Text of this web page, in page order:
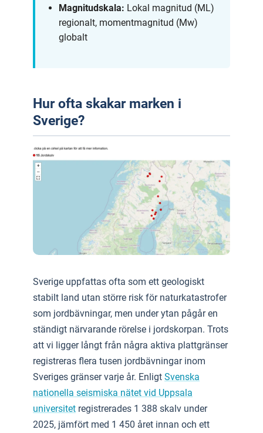
Magnitudskala: Lokal magnitud (ML)
regionalt, momentmagnitud (Mw)
globalt
Hur ofta skakar marken i
Sverige?
Sverige uppfattas ofta som ett geologiskt
stabilt land utan större risk för naturkatastrofer
som jordbävningar, men under ytan pågår en
ständigt närvarande rörelse i jordskorpan. Trots
att vi ligger långt från några aktiva plattgränser
registreras flera tusen jordbävningar inom
Sveriges gränser varje år. Enligt Svenska
nationella seismiska nätet vid Uppsala
universitet registrerades 1 388 skalv under
2025, jämfört med 1 450 året innan och ett